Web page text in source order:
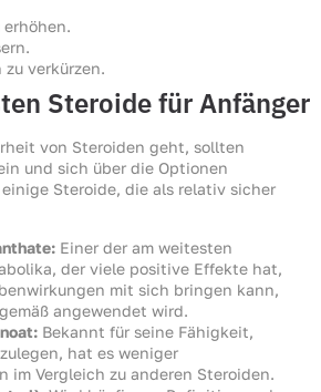
erhöhen.
verkürzen.
Steroide für Anfänger
von Steroiden geht, sollten
und sich über die Optionen
Steroide, die als relativ sicher
Einer der am weitesten
der viele positive Effekte hat,
mit sich bringen kann,
angewendet wird.
Bekannt für seine Fähigkeit,
hat es weniger
im Vergleich zu anderen Steroiden.